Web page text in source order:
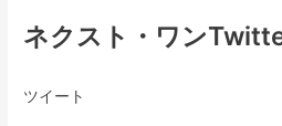
ネクスト・ワン
ツイート